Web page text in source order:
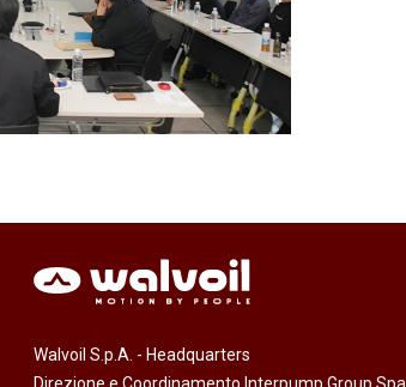
Walvoil S.p.A. - Headquarters
Direzione e Coordinamento Interpump Group Spa